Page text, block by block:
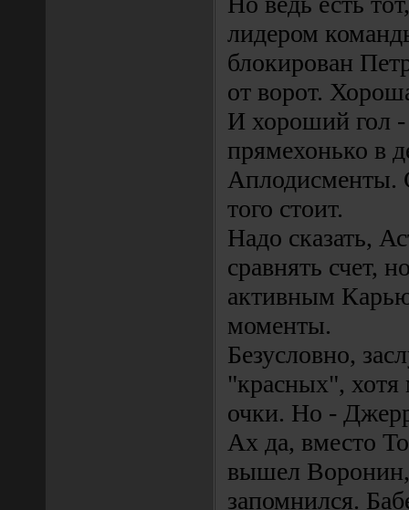
лидером
блокирован
от ворот.
И хороший гол -
прямехонько в
Аплодисменты.
того стоит.
Надо сказать,
сравнять счет,
активным
моменты.
Безусловно,
"красных", хотя
очки. Но -
Ах да, вместо
вышел
запомнился.